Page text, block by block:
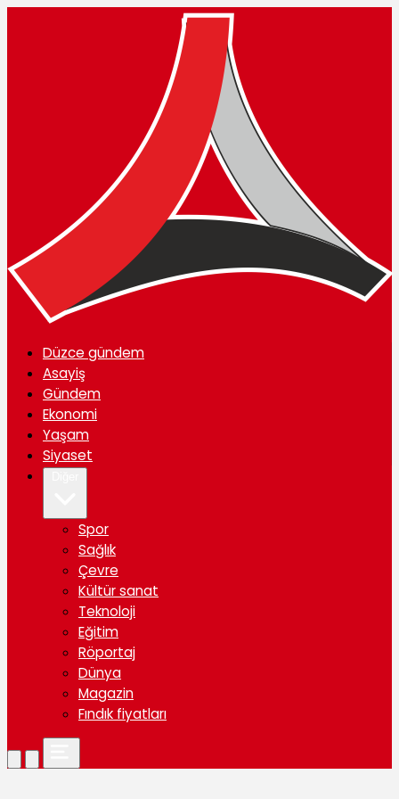
Düzce gündem
Asayiş
Gündem
Ekonomi
Yaşam
Siyaset
Spor
Sağlık
Çevre
Kültür sanat
Teknoloji
Eğitim
Röportaj
Dünya
Magazin
Fındık fiyatları